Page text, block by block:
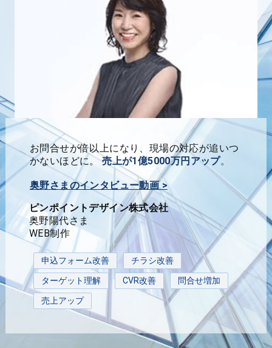
お問合せが倍以上になり、現場の対応が追いつ
かないほどに。売上が1億5000万円アップ。
奥野さまのインタビュー動画 >
ピンポイントデザイン株式会社
奥野陽代さま
WEB制作
申込フォーム改善 チラシ改善
ターゲット理解 CVR改善 問合せ増加
売上アップ